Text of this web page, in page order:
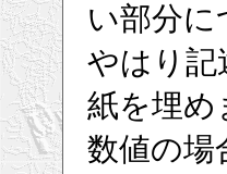
い部分
やはり記
紙を埋め
数値の場